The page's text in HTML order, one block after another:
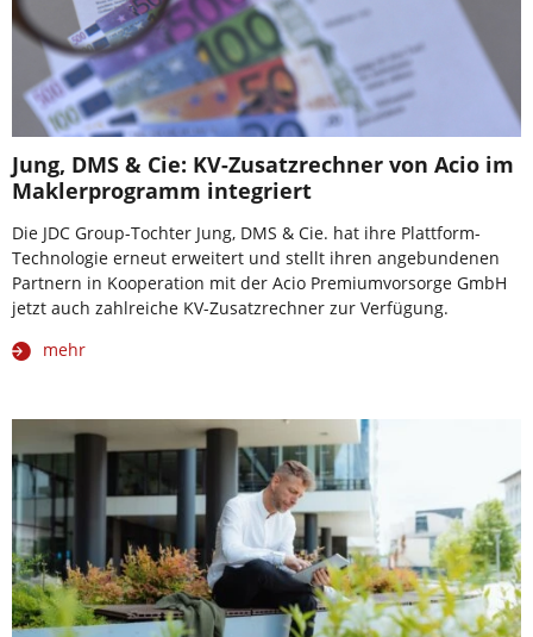
Jung, DMS & Cie: KV-Zusatzrechner von Acio im
Maklerprogramm integriert
Die JDC Group-Tochter Jung, DMS & Cie. hat ihre Plattform-
Technologie erneut erweitert und stellt ihren angebundenen
Partnern in Kooperation mit der Acio Premiumvorsorge GmbH
jetzt auch zahlreiche KV-Zusatzrechner zur Verfügung.
mehr